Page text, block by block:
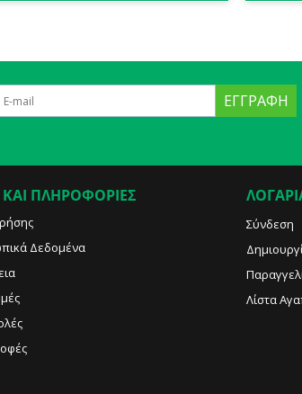
ΕΓΓΡΑΦΉ
ΠΛΗΡΟΦΟΡΙΕΣ
Δεδομένα
Σύνδεση
Λίστα